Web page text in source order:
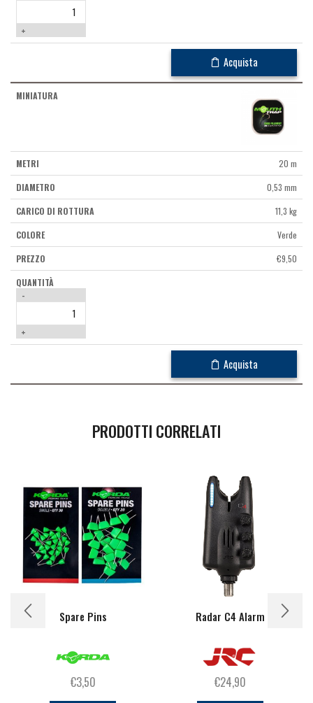
+
Acquista
20 m
0,53 mm
11,3 kg
Verde
€9,50
-
+
Acquista
PRODOTTI CORRELATI
Spare Pins
€3,50
Questo
Radar C4 Alarm
€24,90
Questo